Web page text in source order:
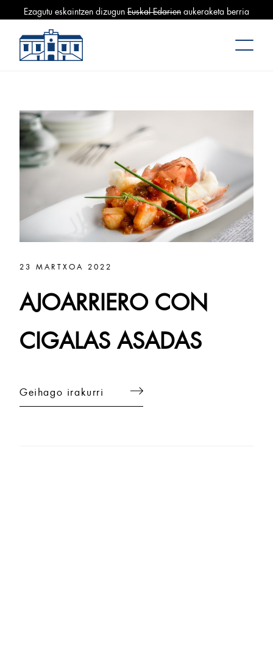
Ezagutu eskaintzen dizugun Euskal Edarien aukeraketa berria
Mercado La Bretxa
23 MARTXOA 2022
AJOARRIERO CON
CIGALAS ASADAS
Geihago irakurri